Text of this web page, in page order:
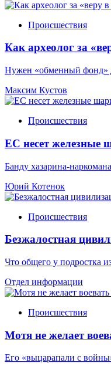
Происшествия
Как археолог за
Нужен «обменный фонд»
Максим Кустов
Происшествия
ЕС несет железные
Банду хазарина-
Юрий Котенок
Происшествия
Безжалостная
Что общего у подростка
Отдел информации
Происшествия
Мотя не желает
Его «выцарапали с